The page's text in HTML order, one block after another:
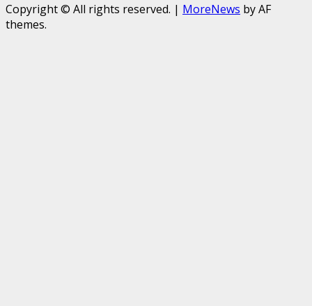
Copyright © All rights reserved. | MoreNews by AF
themes.